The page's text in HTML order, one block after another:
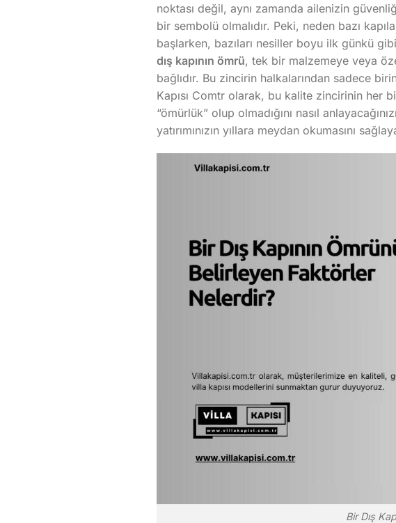
noktası değil, aynı zamanda ailenizin
bir sembolü olmalıdır. Peki, neden bazı
başlarken, bazıları nesiller boyu ilk günkü
dış kapının ömrü, tek bir malzemeye veya
bağlıdır. Bu zincirin halkalarından sadece
Kapısı Comtr olarak, bu kalite zincirinin her
“ömürlük” olup olmadığını nasıl
yatırımınızın yıllara meydan okumasını
Bir Dış